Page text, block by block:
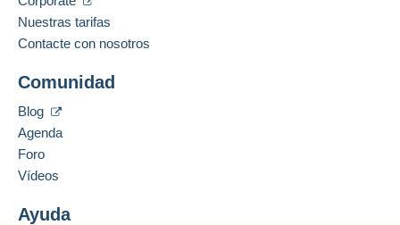
Nuestras tarifas
Contacte con nosotros
Comunidad
Blog
Agenda
Foro
Vídeos
Ayuda